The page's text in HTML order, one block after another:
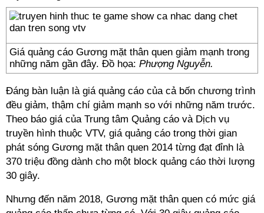
Giá quảng cáo Gương mặt thân quen giảm mạnh trong
những năm gần đây. Đồ họa: Phượng Nguyễn.
Đáng bàn luận là giá quảng cáo của cả bốn chương trình
đều giảm, thậm chí giảm mạnh so với những năm trước.
Theo báo giá của Trung tâm Quảng cáo và Dịch vụ
truyền hình thuộc VTV, giá quảng cáo trong thời gian
phát sóng Gương mặt thân quen 2014 từng đạt đỉnh là
370 triệu đồng dành cho một block quảng cáo thời lượng
30 giây.
Nhưng đến năm 2018, Gương mặt thân quen có mức giá